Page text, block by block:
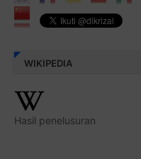
WIKIPEDIA
Hasil penelusuran